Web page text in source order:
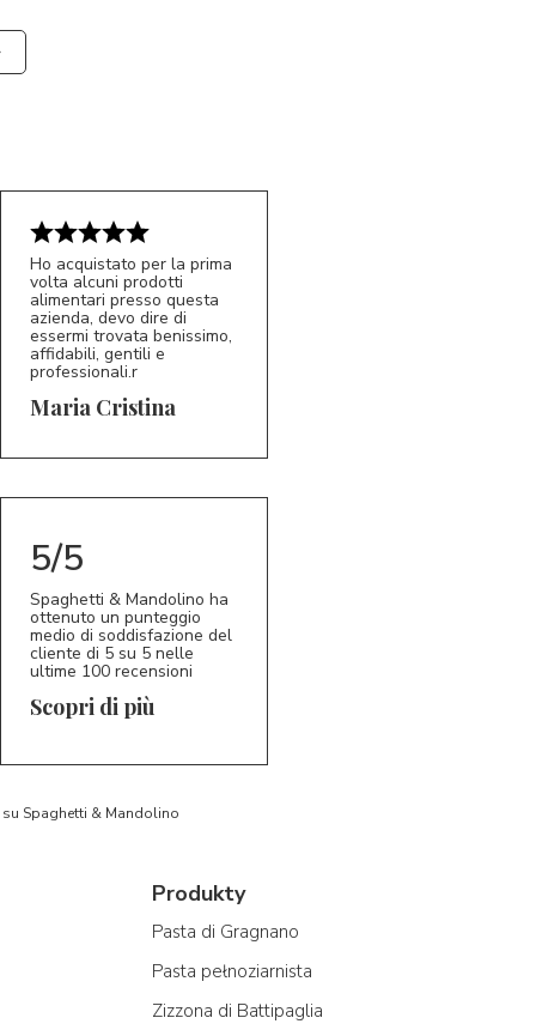
MC 5/5
Ho acquistato per la prima
volta alcuni prodotti
alimentari presso questa
azienda, devo dire di
essermi trovata benissimo,
affidabili, gentili e
professionali.r
Maria Cristina
5/5
Spaghetti & Mandolino ha
ottenuto un punteggio
medio di soddisfazione del
cliente di 5 su 5 nelle
ultime 100 recensioni
Scopri di più
Spaghetti & Mandolino
Produkty
Pasta di Gragnano
Pasta pełnoziarnista
Zizzona di Battipaglia